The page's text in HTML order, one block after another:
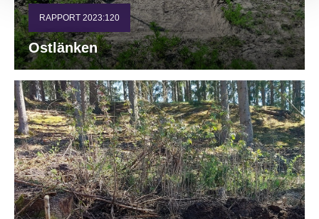
RAPPORT 2023:120
Ostlänken